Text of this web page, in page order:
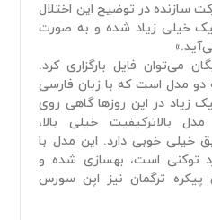
سازنده در توضیح این اختلال
خیلی زیاد شده و به صورت
می‌توان فایل بارگزاری کرد.
دو مدل است که با زبان فارسی
زیاد در این روز‌ها گاهی روی
بالاترکیفیت خیلی بالا،
خیلی خوبی دارد. این مدل با
که ۵۰ میلیارد توکنی است، بهسازی شده و
ترگمان نیز اپن سورس